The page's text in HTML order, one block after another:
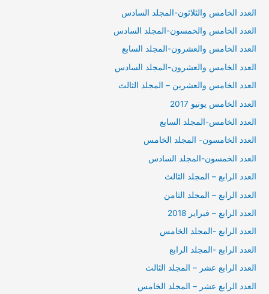
العدد الخامس والثلاثون-المجلد السادس
العدد الخامس والخمسون-المجلد السادس
العدد الخامس والعشرون-المجلد السابع
العدد الخامس والعشرون-المجلد السادس
العدد الخامس والعشرين – المجلد الثالث
العدد الخامس يونيو 2017
العدد الخامس-المجلد السابع
العدد الخامسون- المجلد الخامس
العدد الخمسون-المجلد السادس
العدد الرابع – المجلد الثالث
العدد الرابع – المجلد الثامن
العدد الرابع – فبراير 2018
العدد الرابع -المجلد الخامس
العدد الرابع -المجلد الرابع
العدد الرابع عشر – المجلد الثالث
العدد الرابع عشر – المجلد الخامس